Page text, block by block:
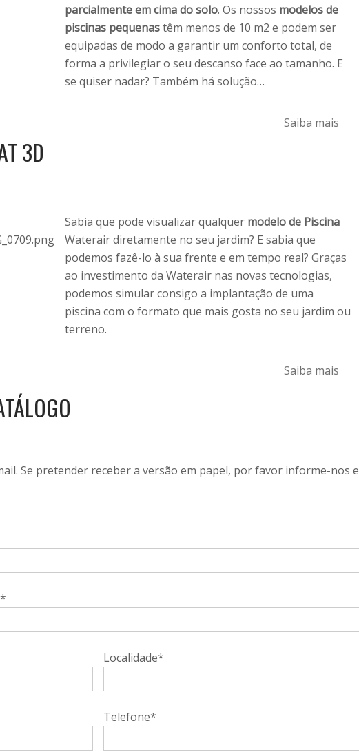
parcialmente em cima do solo. Os nossos modelos de
piscinas pequenastêm menos de 10 m2 e podem ser
equipadas de modo a garantir um conforto total, de
forma a privilegiar o seu descanso face ao tamanho. E
se quiser nadar? Também há solução…
Saiba mais
3D
Sabia que pode visualizar qualquer modelo de Piscina
Waterair diretamente no seu jardim? E sabia que
podemos fazê-lo à sua frente e em tempo real? Graças
ao investimento da Waterair nas novas tecnologias,
podemos simular consigo a implantação de uma
piscina com o formato que mais gosta no seu jardim ou
terreno.
Saiba mais
Se pretender receber a versão em papel, por favor informe-nos e
Localidade*
Telefone*